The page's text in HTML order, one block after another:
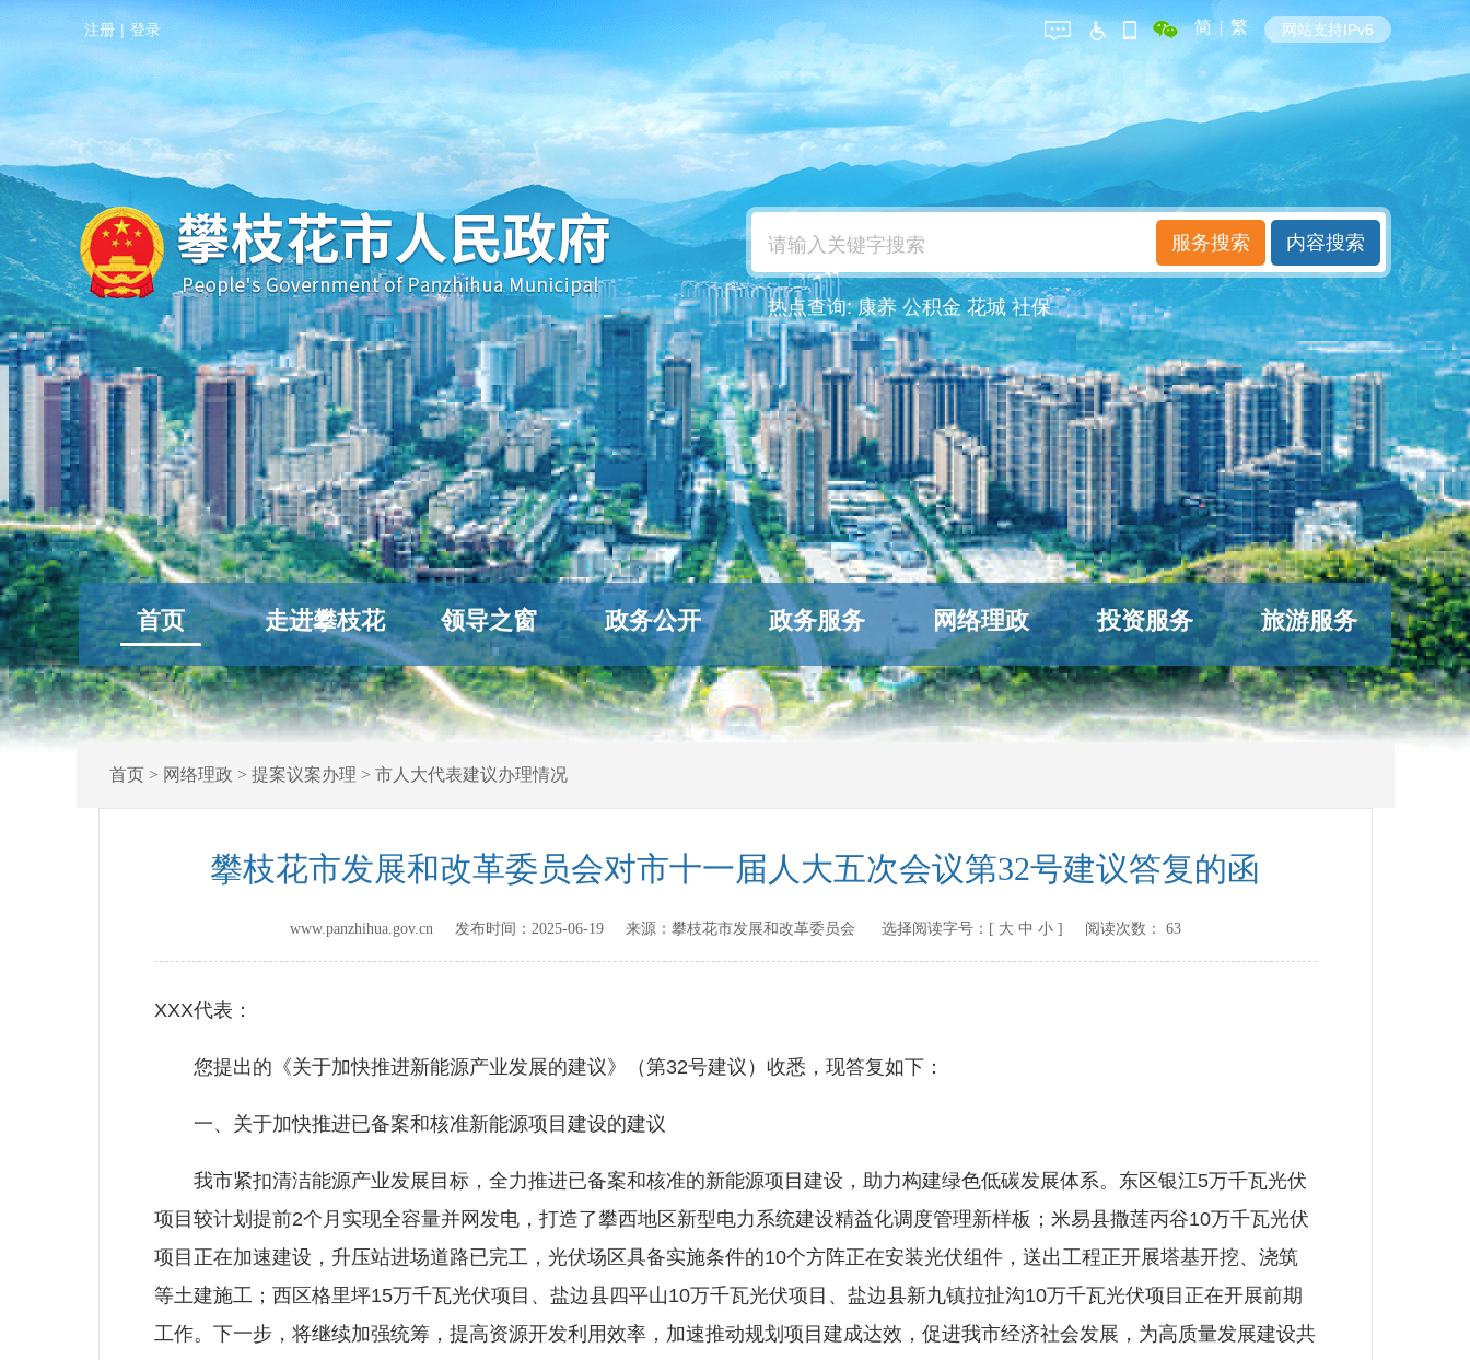
注册 | 登录 简 | 繁 网站支持IPv6
热点查询:康养 公积金 花城 社保
首页 走进攀枝花 领导之窗 政务公开 政务服务 网络理政 投资服务 旅游服务
首页> 网络理政 > 提案议案办理 > 市人大代表建议办理情况
攀枝花市发展和改革委员会对市十一届人大五次会议第32号建议答复的函
www.panzhihua.gov.cn 发布时间： 2025-06-19来源： 攀枝花市发展和改革委员会 选择阅读字号：[ 大 中 小] 阅读次数： 63
XXX代表：
您提出的《关于加快推进新能源产业发展的建议》（第32号建议）收悉，现答复如下：
一、关于加快推进已备案和核准新能源项目建设的建议
我市紧扣清洁能源产业发展目标，全力推进已备案和核准的新能源项目建设，助力构建绿色低碳发展体系。东区银江5万千瓦光伏
项目较计划提前2个月实现全容量并网发电，打造了攀西地区新型电力系统建设精益化调度管理新样板；米易县撒莲丙谷10万千瓦光伏
项目正在加速建设，升压站进场道路已完工，光伏场区具备实施条件的10个方阵正在安装光伏组件，送出工程正开展塔基开挖、浇筑
等土建施工；西区格里坪15万千瓦光伏项目、盐边县四平山10万千瓦光伏项目、盐边县新九镇拉扯沟10万千瓦光伏项目正在开展前期
工作。下一步，将继续加强统筹，提高资源开发利用效率，加速推动规划项目建成达效，促进我市经济社会发展，为高质量发展建设共